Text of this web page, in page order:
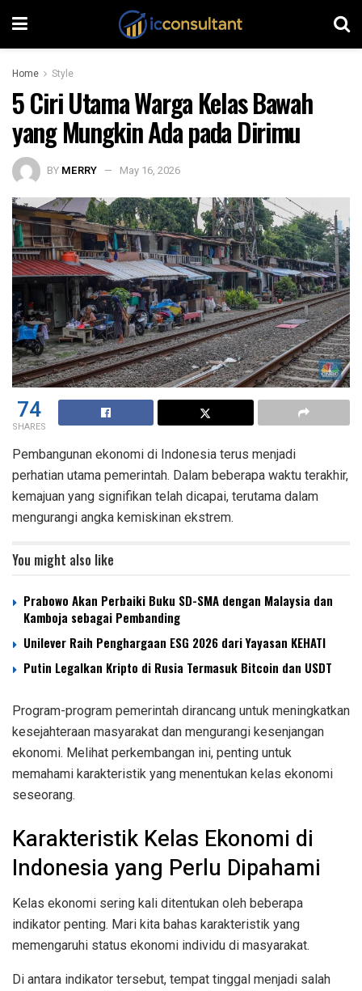
Home Style
5 Ciri Utama Warga Kelas Bawah
yang Mungkin Ada pada Dirimu
BY MERRY May 16, 2026
74
SHARES
Pembangunan ekonomi di Indonesia terus menjadi
perhatian utama pemerintah. Dalam beberapa waktu terakhir,
kemajuan yang signifikan telah dicapai, terutama dalam
mengurangi angka kemiskinan ekstrem.
You might also like
Prabowo Akan Perbaiki Buku SD-SMA dengan Malaysia dan
Kamboja sebagai Pembanding
Unilever Raih Penghargaan ESG 2026 dari Yayasan KEHATI
Putin Legalkan Kripto di Rusia Termasuk Bitcoin dan USDT
Program-program pemerintah dirancang untuk meningkatkan
kesejahteraan masyarakat dan mengurangi kesenjangan
ekonomi. Melihat perkembangan ini, penting untuk
memahami karakteristik yang menentukan kelas ekonomi
seseorang.
Karakteristik Kelas Ekonomi di
Indonesia yang Perlu Dipahami
Kelas ekonomi sering kali ditentukan oleh beberapa
indikator penting. Mari kita bahas karakteristik yang
memengaruhi status ekonomi individu di masyarakat.
Di antara indikator tersebut, tempat tinggal menjadi salah